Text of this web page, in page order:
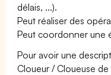
délais, ...).
Peut réaliser des
Peut coordonner une
Pour avoir une
Cloueur / Cloueuse